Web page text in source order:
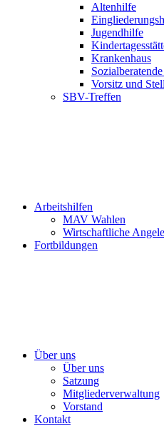
Altenhilfe
Jugendhilfe
Krankenhaus
Vorsitz und
SBV-Treffen
Arbeitshilfen
MAV Wahlen
Wirtschaftliche
Fortbildungen
Über uns
Über uns
Satzung
Mitgliederverwaltung
Vorstand
Kontakt